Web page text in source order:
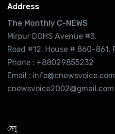
Address
The Monthly C-NEWS
Mirpur DOHS Avenue #3.
Road #12. House # 860-861.
Phone : +88029855232
Email : info@cnewsvoice.com
cnewsvoice2002@gmail.com
মেনু